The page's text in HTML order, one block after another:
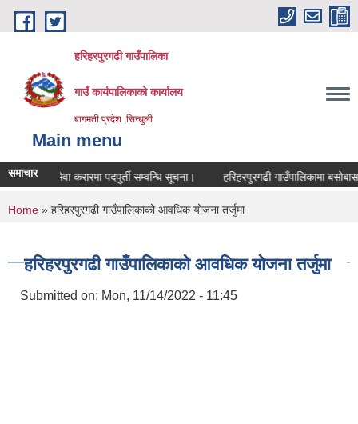
Skip to main content
हरिहरपुरगढी गाउँपालिका
गाउँ कार्यपालिकाको कार्यालय
बागमती प्रदेश ,सिन्धुली
Main menu
समाचार सेवा करारमा पदपुर्ती सम्वन्धि सूचना। हरिहरपुरगढी गाउँपालिकामा
You are here
Home » हरिहरपुरगढी गाउँपालिकाको आवधिक योजना तर्जुमा
हरिहरपुरगढी गाउँपालिकाको आवधिक योजना तर्जुमा
Submitted on: Mon, 11/14/2022 - 11:45